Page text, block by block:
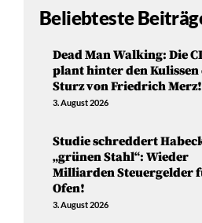
Beliebteste
Dead Man Walking: Die
plant hinter den Kulissen
Sturz von Friedrich Merz!
3. August 2026
Studie schreddert
„grünen Stahl“: Wieder
Milliarden Steuergelder
Ofen!
3. August 2026